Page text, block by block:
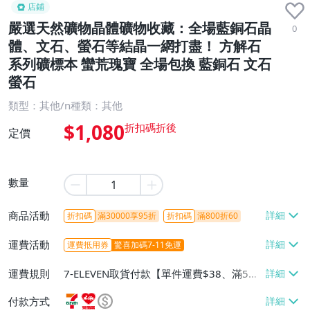
店鋪
嚴選天然礦物晶體礦物收藏：全場藍銅石晶
體、文石、螢石等結晶一網打盡！ 方解石
系列礦標本 蠻荒瑰寶 全場包換 藍銅石 文石
螢石
0
類型：其他/n種類：其他
定價 $1,080
數量
商品活動 折扣碼 滿30000享95折 折扣碼 滿800折60
運費活動 運費抵用券 驚喜加碼7-11免運
運費規則
7-ELEVEN取貨付款【單件運費$38、滿5件
或消費滿$1298免運費】、7-ELEVEN取貨
不付款【免運費】、萊爾富取貨付款【單件
付款方式